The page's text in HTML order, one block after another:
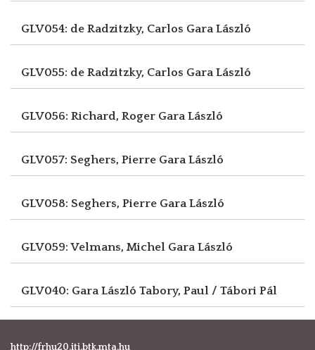
GLV054: de Radzitzky, Carlos Gara László
GLV055: de Radzitzky, Carlos Gara László
GLV056: Richard, Roger Gara László
GLV057: Seghers, Pierre Gara László
GLV058: Seghers, Pierre Gara László
GLV059: Velmans, Michel Gara László
GLV040: Gara László Tabory, Paul / Tábori Pál
http://frhu20.iti.btk.mta.hu